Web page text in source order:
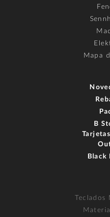
Mapa
B
Black
Teclados